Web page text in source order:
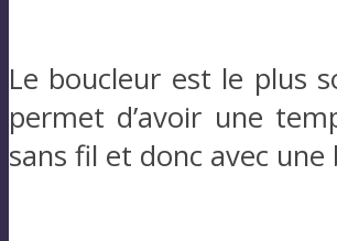
Le boucleur est le plus
permet d’avoir une
sans fil et donc avec